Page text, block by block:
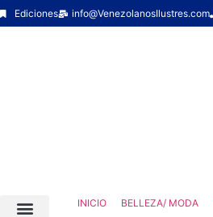
Ediciones info@VenezolanosIlustres.com
INICIO BELLEZA/ MODA